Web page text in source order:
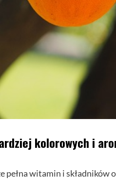
kolorowych i
pełna witamin i składników